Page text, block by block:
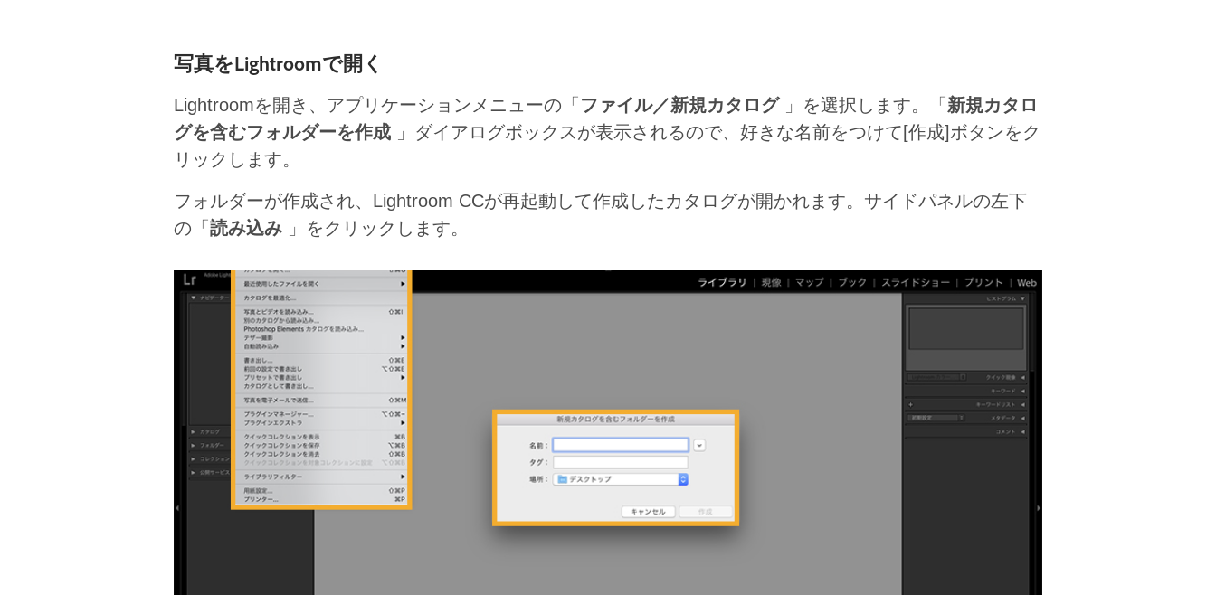
写真をLightroomで開く
Lightroomを開き、アプリケーションメニューの「 ファイル／新規カタログ」を選択します。「 新規カタロ
グを含むフォルダーを作成 」ダイアログボックスが表示されるので、好きな名前をつけて[作成]ボタンをク
リックします。
フォルダーが作成され、Lightroom CCが再起動して作成したカタログが開かれます。サイドパネルの左下
の「 読み込み 」をクリックします。